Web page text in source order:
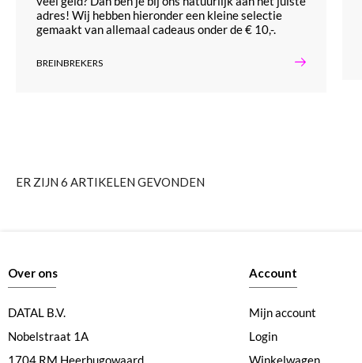
adres! Wij hebben hieronder een kleine selectie
gemaakt van allemaal cadeaus onder de € 10,-.
BREINBREKERS
ER ZIJN 6 ARTIKELEN GEVONDEN
Over ons
DATAL B.V.
Nobelstraat 1A
1704 RM Heerhugowaard
Account
Mijn account
Login
Winkelwagen